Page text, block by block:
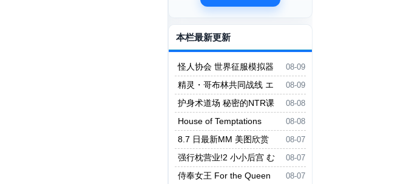
本栏最新更新
08-09
怪人协会 世界征服模拟器
怪人協会 世界征服シミュレータ
ー
08-09
精灵・哥布林共同战线 エ
ルフ・ゴブリン統一戦線
08-08
护身术道场 秘密的NTR课
程 護身術道場 秘密のNTRレッス
ン
08-08
House of Temptations
08-07
8.7 日最新MM 美图欣赏
08-07
强行枕营业!2 小小后宫 む
りヤリ枕営業！2 ちっちゃなハー
08-07
侍奉女王 For the Queen